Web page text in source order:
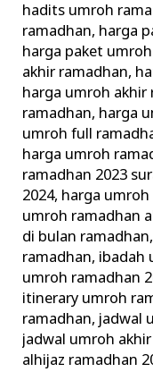
hadits umroh
ramadhan, harga
harga paket
akhir ramadhan,
harga umroh akhir
ramadhan, harga
umroh full
harga umroh
ramadhan 2023
2024, harga umroh
umroh ramadhan
di bulan ramadhan,
ramadhan, ibadah
umroh ramadhan
itinerary umroh
ramadhan, jadwal
jadwal umroh
alhijaz ramadhan